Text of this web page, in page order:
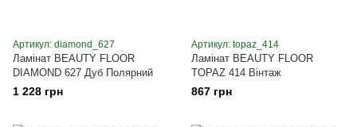
Артикул: diamond_627
Ламінат BEAUTY FLOOR
DIAMOND 627 Дуб Полярний
1 228 грн
Артикул: topaz_414
Ламінат BEAUTY FLOOR
TOPAZ 414 Вінтаж
867 грн